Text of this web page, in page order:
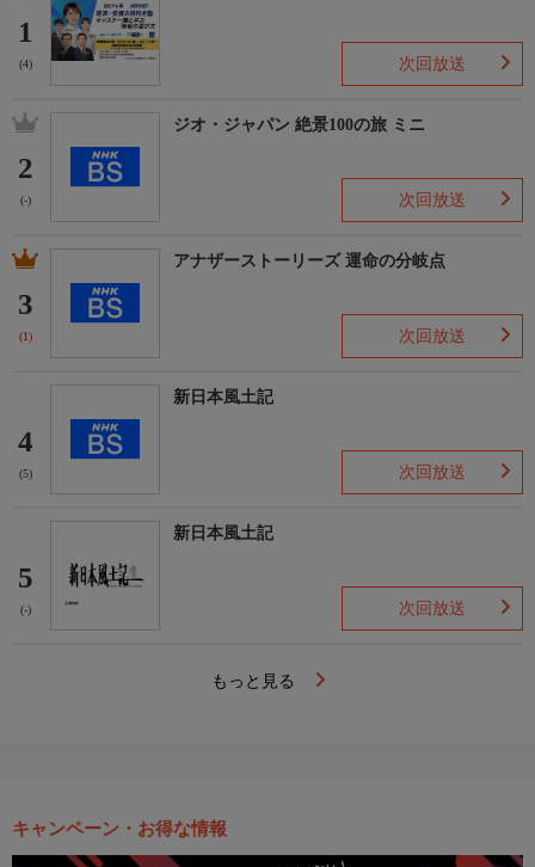
＊この番組はＨＤ放送からのアップコンバートです。
1
(4) 次回放送
2
(-)
ジオ・ジャパン 絶景100の旅 ミニ
次回放送
3
(1)
アナザーストーリーズ 運命の分岐点
次回放送
4
(5)
新日本風土記
次回放送
5
(-)
新日本風土記
次回放送
もっと見る
キャンペーン・お得な情報